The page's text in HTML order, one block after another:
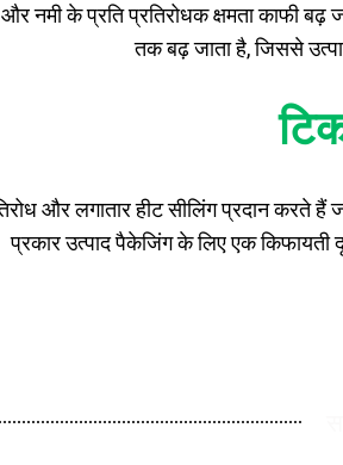
नमी के प्रति प्रतिरोधक क्षमता काफी
तक बढ़ जाता है, जिससे
और लगातार हीट सीलिंग प्रदान करते
प्रकार उत्पाद पैकेजिंग के लिए एक